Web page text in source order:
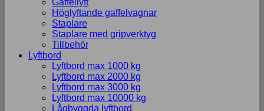
Gaffellyft
Höglyftande gaffelvagnar
Staplare
Staplare med gripverktyg
Tillbehör
Lyftbord
Lyftbord max 1000 kg
Lyftbord max 2000 kg
Lyftbord max 3000 kg
Lyftbord max 10000 kg
Lågbyggda lyftbord